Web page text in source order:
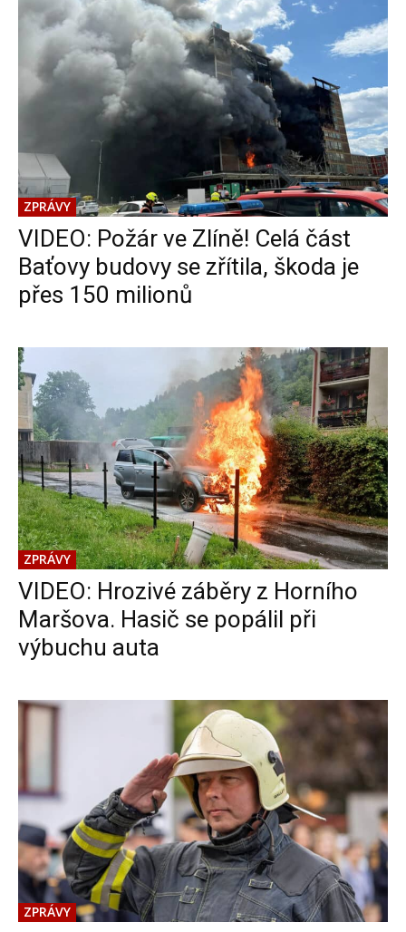
ZPRÁVY
VIDEO: Požár ve Zlíně! Celá část
Baťovy budovy se zřítila, škoda je
přes 150 milionů
ZPRÁVY
VIDEO: Hrozivé záběry z Horního
Maršova. Hasič se popálil při
výbuchu auta
ZPRÁVY